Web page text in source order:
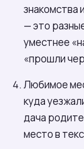
знакомства
— это
уместнее
«прошли
Любимое
куда
дача
место в